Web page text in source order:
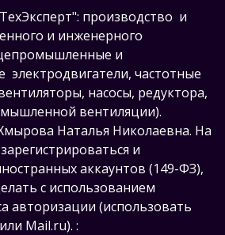
производство и
и инженерного
и
частотные
насосы, редуктора,
вентиляции).
Наталья Николаевна. На
и
аккаунтов (149-ФЗ),
с использованием
авторизации (использовать
Mail.ru). :